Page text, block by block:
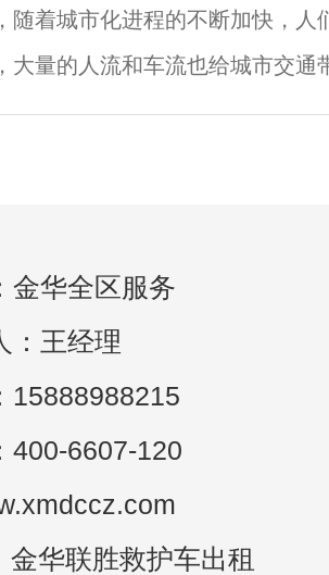
用。但是，这些活动的顺利进行
随着城市化进程的不断加快，人
大量的人流和车流也给城市交通
的背景下，救护车长途出租逐渐
金华全区服务
：王经理
15888988215
400-6607-120
金华联胜救护车出租